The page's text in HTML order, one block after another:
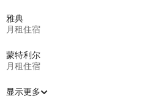
雅典
月租住宿
蒙特利尔
月租住宿
显示更多